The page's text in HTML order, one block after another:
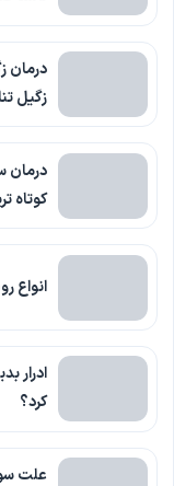
درمان
زگیل
درمان
کوتاه
انواع
ادرار
کرد؟
علت